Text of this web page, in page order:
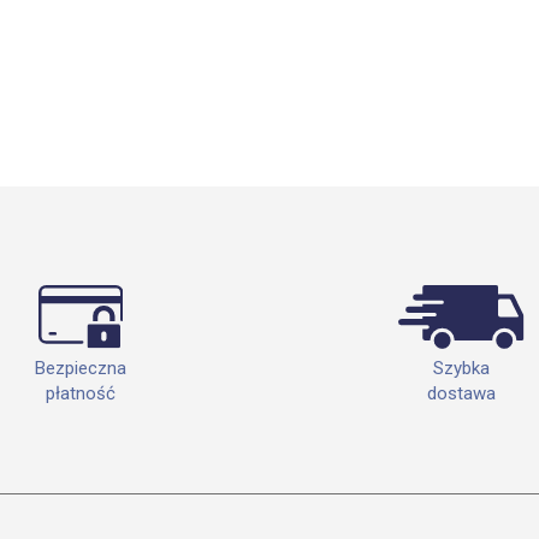
Bezpieczna
płatność
Szybka
dostawa